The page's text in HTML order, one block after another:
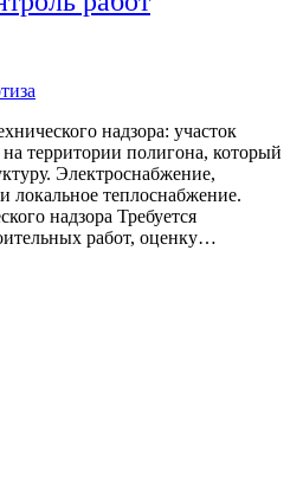
надзора: участок
территории полигона, который
Электроснабжение,
локальное теплоснабжение.
надзора Требуется
работ, оценку…